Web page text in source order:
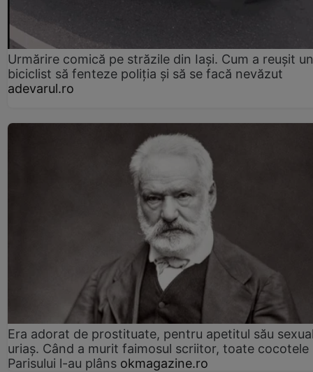
Urmărire comică pe străzile din Iași. Cum a reușit un
biciclist să fenteze poliția și să se facă nevăzut
adevarul.ro
Era adorat de prostituate, pentru apetitul său
uriaș. Când a murit faimosul scriitor, toate cocotele
Parisului l-au plâns okmagazine.ro